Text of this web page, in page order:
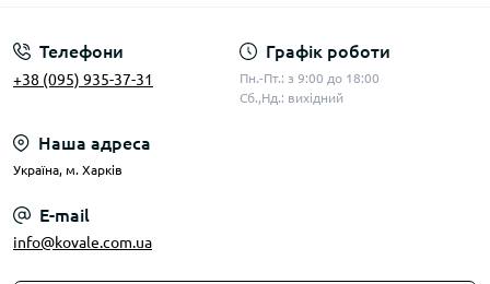
Телефони
+38 (095) 935-37-31
Графік роботи
Пн.-Пт.: з 9:00 до 18:00
Сб.,Нд.: вихідний
Наша адреса
Українa, м. Харків
E-mail
info@kovale.com.ua